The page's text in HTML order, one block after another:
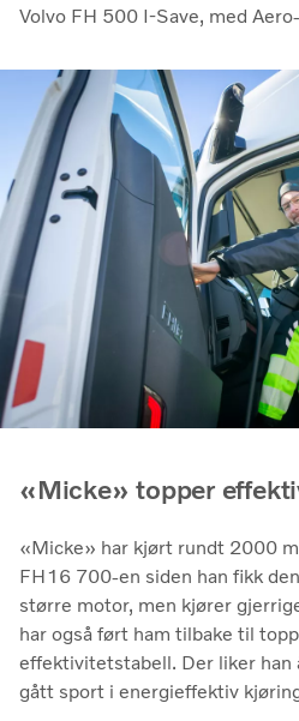
Volvo FH 500 I-Save, med
«Micke» topper
«Micke» har kjørt rundt 2000
FH16 700-en siden han fikk
større motor, men kjører
har også ført ham tilbake til
effektivitetstabell. Der liker
gått sport i energieffektiv